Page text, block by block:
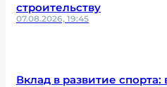
строительству
07.08.2026, 19:45
Вклад в развитие